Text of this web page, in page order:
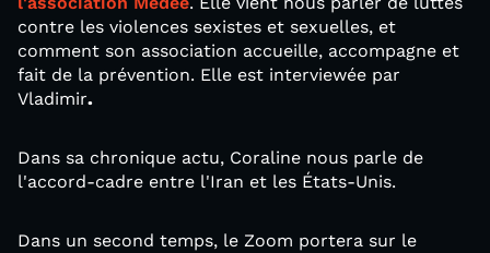
contre les violences sexistes et sexuelles, et
comment son association accueille, accompagne et
fait de la prévention. Elle est interviewée par
Vladimir.
Dans sa chronique actu, Coraline nous parle de
l'accord-cadre entre l'Iran et les États-Unis.
Dans un second temps, le Zoom portera sur le